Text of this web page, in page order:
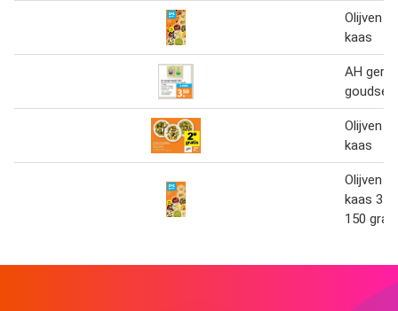
Olijven
kaas
AH
goudse
Olijven
kaas
Olijven
kaas 3
150